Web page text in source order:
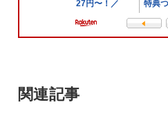
サイト
関連記事